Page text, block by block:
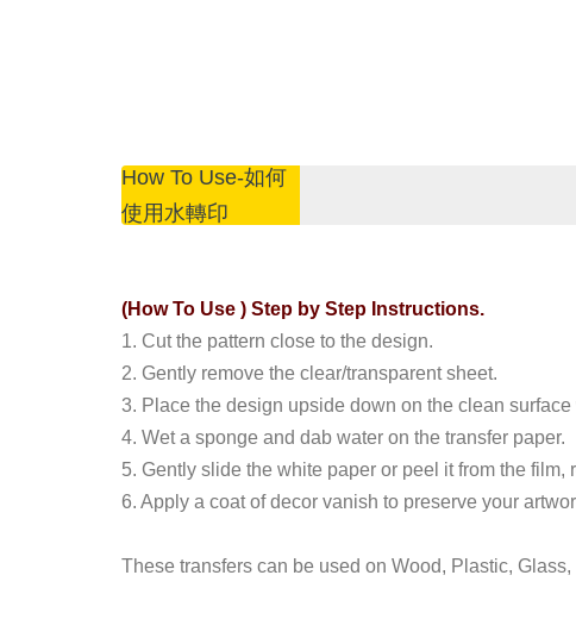
How To Use-如何
使用水轉印
(How To Use ) Step by Step Instructions.
1. Cut the pattern close to the design.
2. Gently remove the clear/transparent sheet.
3. Place the design upside down on the clean
4. Wet a sponge and dab water on the transfer paper.
5. Gently slide the white paper or peel it from the
6. Apply a coat of decor vanish to preserve your
These transfers can be used on Wood, Plastic,